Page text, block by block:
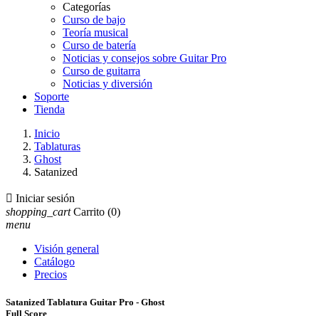
Categorías
Curso de bajo
Teoría musical
Curso de batería
Noticias y consejos sobre Guitar Pro
Curso de guitarra
Noticias y diversión
Soporte
Tienda
Inicio
Tablaturas
Ghost
Satanized
 Iniciar sesión
shopping_cart Carrito (0)
menu
Visión general
Catálogo
Precios
Satanized Tablatura Guitar Pro - Ghost
Full Score